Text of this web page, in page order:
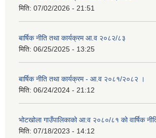
मिति: 07/02/2026 - 21:51
बार्षिक नीति तथा कार्यक्रम आ.व २०८२/८३
मिति: 06/25/2025 - 13:25
बार्षिक नीति तथा कार्यक्रम - आ.व २०८१/२०८२ ।
मिति: 06/24/2024 - 21:12
भोटखोला गाउँपालिकाको आ:व २०८०/८१ को वार्षिक
मिति: 07/18/2023 - 14:12